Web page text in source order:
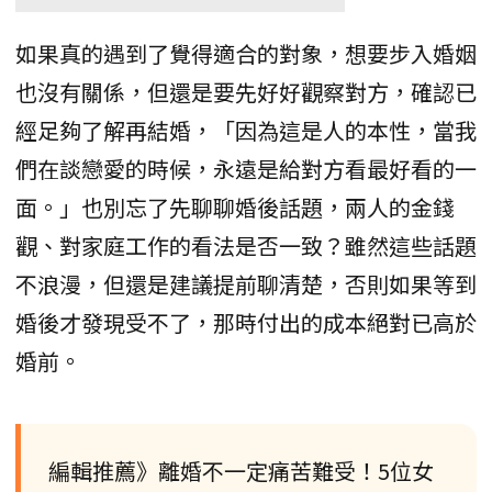
如果真的遇到了覺得適合的對象，想要步入婚姻
也沒有關係，但還是要先好好觀察對方，確認已
經足夠了解再結婚，「因為這是人的本性，當我
們在談戀愛的時候，永遠是給對方看最好看的一
面。」也別忘了先聊聊婚後話題，兩人的金錢
觀、對家庭工作的看法是否一致？雖然這些話題
不浪漫，但還是建議提前聊清楚，否則如果等到
婚後才發現受不了，那時付出的成本絕對已高於
婚前。
編輯推薦》離婚不一定痛苦難受！5位女